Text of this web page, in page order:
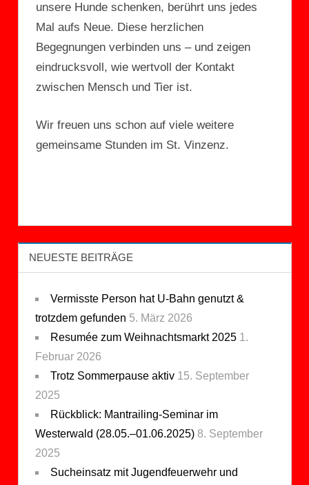
unsere Hunde schenken, berührt uns jedes
Mal aufs Neue. Diese herzlichen
Begegnungen verbinden uns – und zeigen
eindrucksvoll, wie wertvoll der Kontakt
zwischen Mensch und Tier ist.
Wir freuen uns schon auf viele weitere
gemeinsame Stunden im St. Vinzenz.
NEUESTE BEITRÄGE
Vermisste Person hat U-Bahn genutzt &
trotzdem gefunden 5. März 2026
Resumée zum Weihnachtsmarkt 2025 1.
Februar 2026
Trotz Sommerpause aktiv 15. September
2025
Rückblick: Mantrailing-Seminar im
Westerwald (28.05.–01.06.2025) 8. September
2025
Sucheinsatz mit Jugendfeuerwehr und